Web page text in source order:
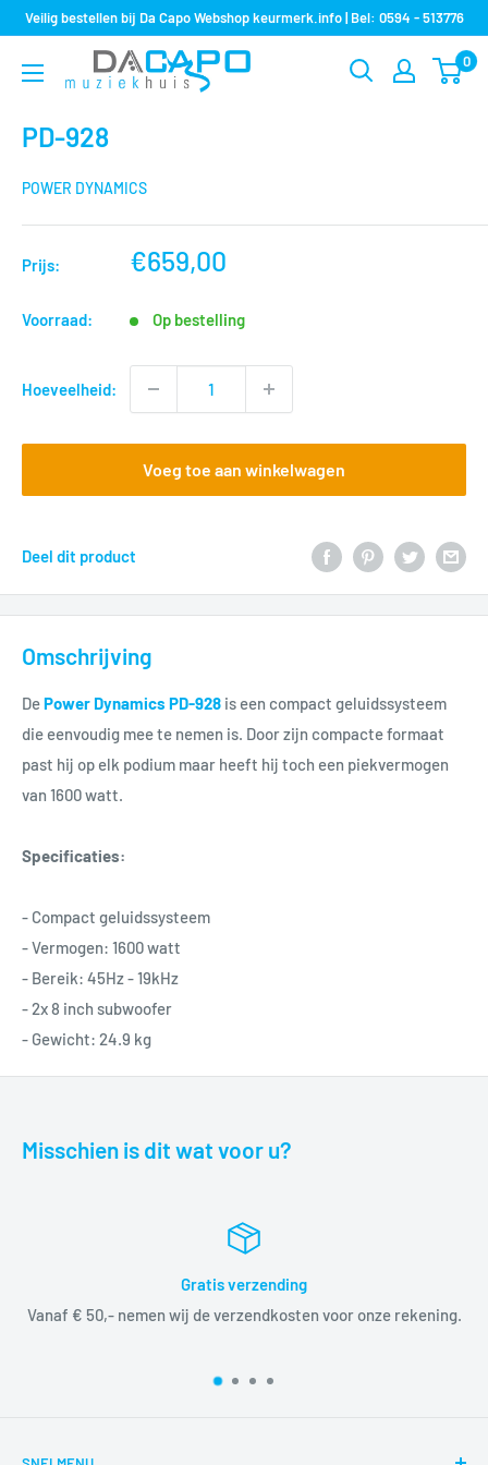
naar
Veilig bestellen bij Da Capo Webshop keurmerk.info | Bel: 0594 - 513776
Muziekhuis
Da
Capo
0
PD-928
POWER DYNAMICS
Prijs:
nu
€659,00
Voorraad: Op bestelling
Hoeveelheid:
Voeg toe aan winkelwagen
Deel dit product
Omschrijving
DePower Dynamics PD-928 is een compact geluidssysteem
die eenvoudig mee te nemen is. Door zijn compacte formaat
past hij op elk podium maar heeft hij toch een piekvermogen
van 1600 watt.
Specificaties:
- Compact geluidssysteem
- Vermogen: 1600 watt
- Bereik: 45Hz - 19kHz
- 2x 8 inch subwoofer
- Gewicht: 24.9 kg
Misschien is dit wat voor u?
Gratis verzending
Vanaf € 50,- nemen wij de verzendkosten voor onze rekening.